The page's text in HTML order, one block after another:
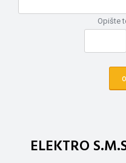
Opište
ELEKTRO